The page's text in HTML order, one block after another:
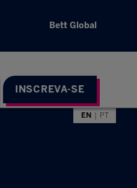
Bett Global
INSCREVA-SE
EN PT